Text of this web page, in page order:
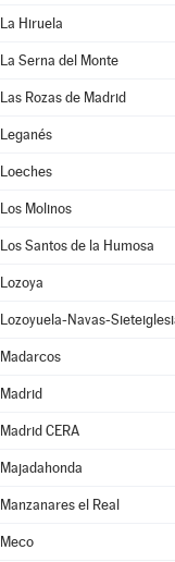
La Hiruela
La Serna del Monte
Las Rozas de Madrid
Leganés
Loeches
Los Molinos
Los Santos de la Humosa
Lozoya
Lozoyuela-Navas-
Madarcos
Madrid
Madrid CERA
Majadahonda
Manzanares el Real
Meco